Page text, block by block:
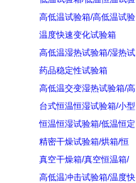
高低温试验箱/高低温试验
温度快速变化试验箱
高低温湿热试验箱/湿热试
药品稳定性试验箱
高低温交变湿热试验箱/高
台式恒温恒湿试验箱/小型
恒温恒湿试验箱/低温恒定
精密干燥试验箱/烘箱/恒
真空干燥箱/真空恒温箱/
高低温冲击试验箱/温度快